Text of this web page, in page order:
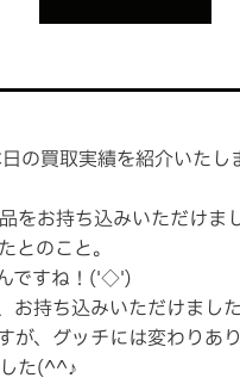
の買取実績を紹介いた
をお持ち込みいただけま
とのこと。
ですね！('◇')
お持ち込みいただけまし
が、グッチには変わりあ
た(^^♪